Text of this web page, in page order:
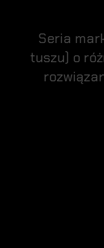
Seria
tuszu) o